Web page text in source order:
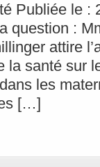
Publiée le :
question :
attire
la santé sur
les
[…]